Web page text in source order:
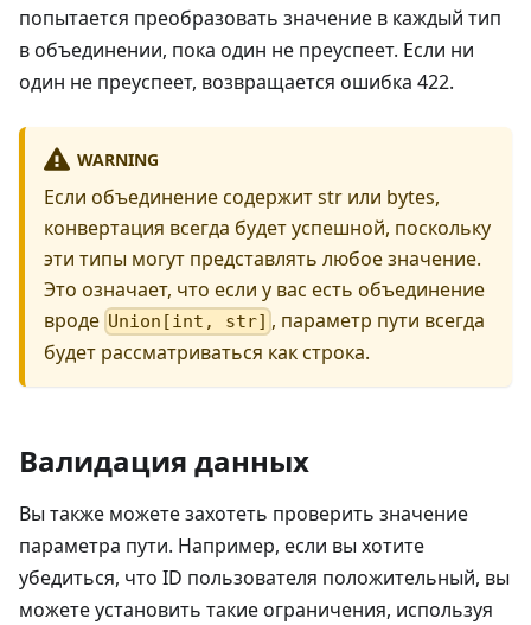
попытается преобразовать значение в каждый тип
в объединении, пока один не преуспеет. Если ни
один не преуспеет, возвращается ошибка 422.
WARNING
Если объединение содержит str или bytes,
конвертация всегда будет успешной, поскольку
эти типы могут представлять любое значение.
Это означает, что если у вас есть объединение
вроде Union[int, str] , параметр пути всегда
будет рассматриваться как строка.
Валидация данных
Вы также можете захотеть проверить значение
параметра пути. Например, если вы хотите
убедиться, что ID пользователя положительный, вы
можете установить такие ограничения, используя